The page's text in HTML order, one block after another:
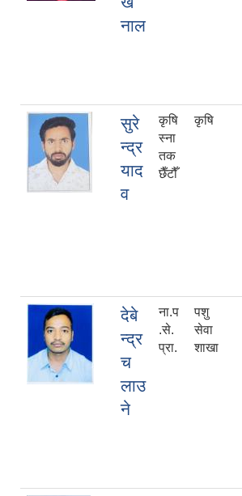
नाल
सुरे
न्द्र
याद
व
कृषि
स्ना
तक
छैँटौँ
कृषि
देबे
न्द्र
च
लाउ
ने
ना.प
.से.
प्रा.
पशु
सेवा
शाखा